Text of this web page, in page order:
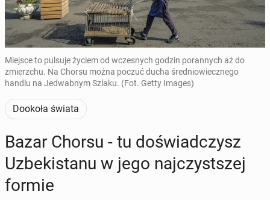
Miejsce to pulsuje życiem od wczesnych godzin porannych aż do
zmierzchu. Na Chorsu można poczuć ducha średniowiecznego
handlu na Jedwabnym Szlaku. (Fot. Getty Images)
Dookoła świata
Bazar Chorsu - tu doświad­czysz
Uzbek­istanu w jego na­jczyst­szej
formie